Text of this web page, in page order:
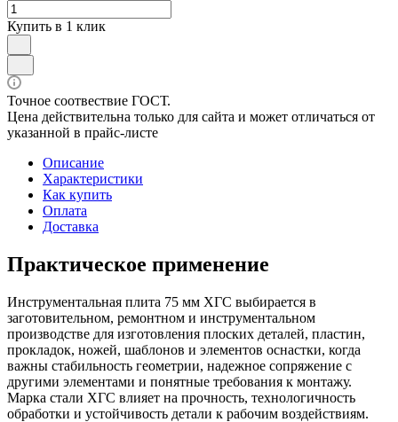
Купить в 1 клик
Точное соотвествие ГОСТ.
Цена действительна только для сайта и может отличаться от
указанной в прайс-листе
Описание
Характеристики
Как купить
Оплата
Доставка
Практическое применение
Инструментальная плита 75 мм ХГС выбирается в
заготовительном, ремонтном и инструментальном
производстве для изготовления плоских деталей, пластин,
прокладок, ножей, шаблонов и элементов оснастки, когда
важны стабильность геометрии, надежное сопряжение с
другими элементами и понятные требования к монтажу.
Марка стали ХГС влияет на прочность, технологичность
обработки и устойчивость детали к рабочим воздействиям.